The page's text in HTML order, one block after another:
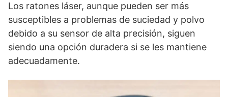
Los ratones láser, aunque pueden ser más
susceptibles a problemas de suciedad y polvo
debido a su sensor de alta precisión, siguen
siendo una opción duradera si se les mantiene
adecuadamente.